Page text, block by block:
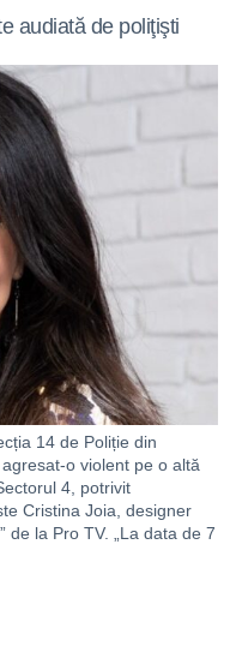
audiată de poliţişti
14 de Poliție din
o violent pe o altă
4, potrivit
Cristina Joia, designer
de la Pro TV. „La data de 7